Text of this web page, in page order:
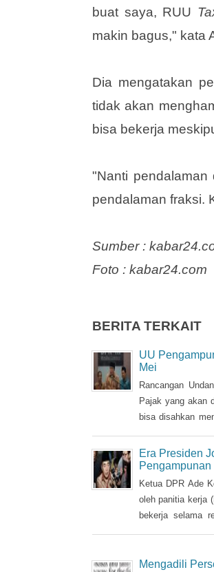
buat saya, RUU
makin bagus," kata
Dia mengatakan
tidak akan
bisa bekerja
"Nanti
pendalaman fraksi.
Sumber :
Foto : kabar24.com
BERITA TERKAIT
UU
Mei
Rancangan
Pajak yang akan
bisa disahkan
perhatian pada
ini, sebagai salah
penerimaan
APBN 2016.
Era Presiden
Ketua DPR Ade
oleh panitia kerja
bekerja selama
Amnesty, Panja
Mengadili